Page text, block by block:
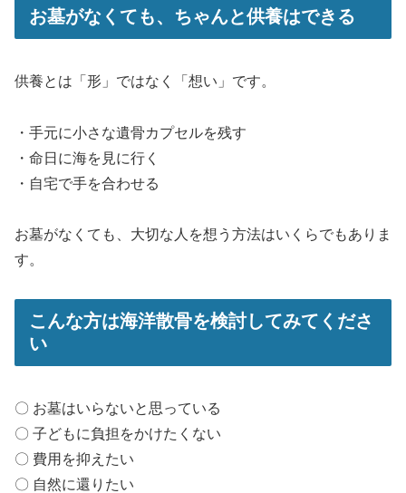
お墓がなくても、ちゃんと供養はできる
供養とは「形」ではなく「想い」です。
・手元に小さな遺骨カプセルを残す
・命日に海を見に行く
・自宅で手を合わせる
お墓がなくても、大切な人を想う方法はいくらでもありま
す。
こんな方は海洋散骨を検討してみてくださ
い
〇 お墓はいらないと思っている
〇 子どもに負担をかけたくない
〇 費用を抑えたい
〇 自然に還りたい